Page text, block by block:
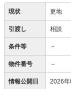
現状 更地
引渡し 相談
条件等 －
物件番号 －
情報公開日 2026年